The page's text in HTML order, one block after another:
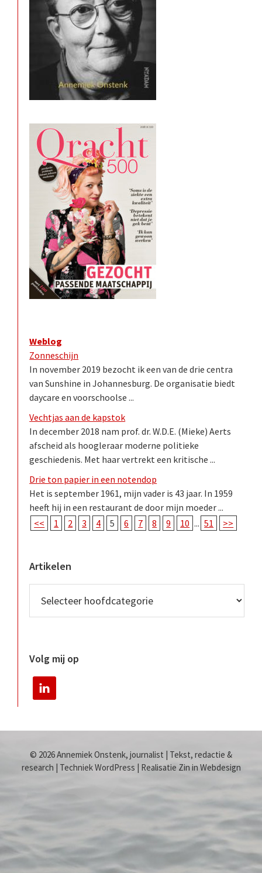
Weblog
Zonneschijn
In november 2019 bezocht ik een van de drie centra
van Sunshine in Johannesburg. De organisatie biedt
daycare en voorschoolse ...
Vechtjas aan de kapstok
In december 2018 nam prof. dr. W.D.E. (Mieke) Aerts
afscheid als hoogleraar moderne politieke
geschiedenis. Met haar vertrekt een kritische ...
Drie ton papier in een notendop
Het is september 1961, mijn vader is 43 jaar. In 1959
heeft hij in een restaurant de door mijn moeder ...
<<
1 2 3 4 5 6 7 8 9 10 ... 51 >>
Artikelen
Volg mij op
© 2026 Annemiek Onstenk, journalist | Tekst, redactie &
research | Techniek WordPress | Realisatie Zin in Webdesign